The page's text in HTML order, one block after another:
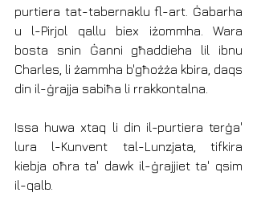
purtiera tat-tabernaklu fl-art. Ġabarha
u l-Pirjol qallu biex iżommha. Wara
bosta snin Ġanni għaddieha lil ibnu
Charles, li żammha b'għożża kbira, daqs
din il-ġrajja sabiħa li rrakkontalna.
Issa huwa xtaq li din il-purtiera terġa'
lura l-Kunvent tal-Lunzjata, tifkira
kiebja oħra ta' dawk il-ġrajjiet ta' qsim
il-qalb.